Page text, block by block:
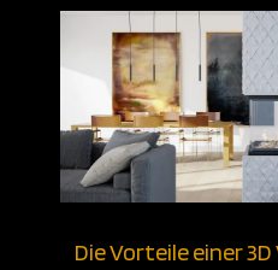
Die Vorteile einer